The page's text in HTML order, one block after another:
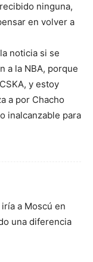
ninguna,
en volver a
noticia si se
a la NBA, porque
y estoy
a por Chacho
inalcanzable para
a Moscú en
una diferencia